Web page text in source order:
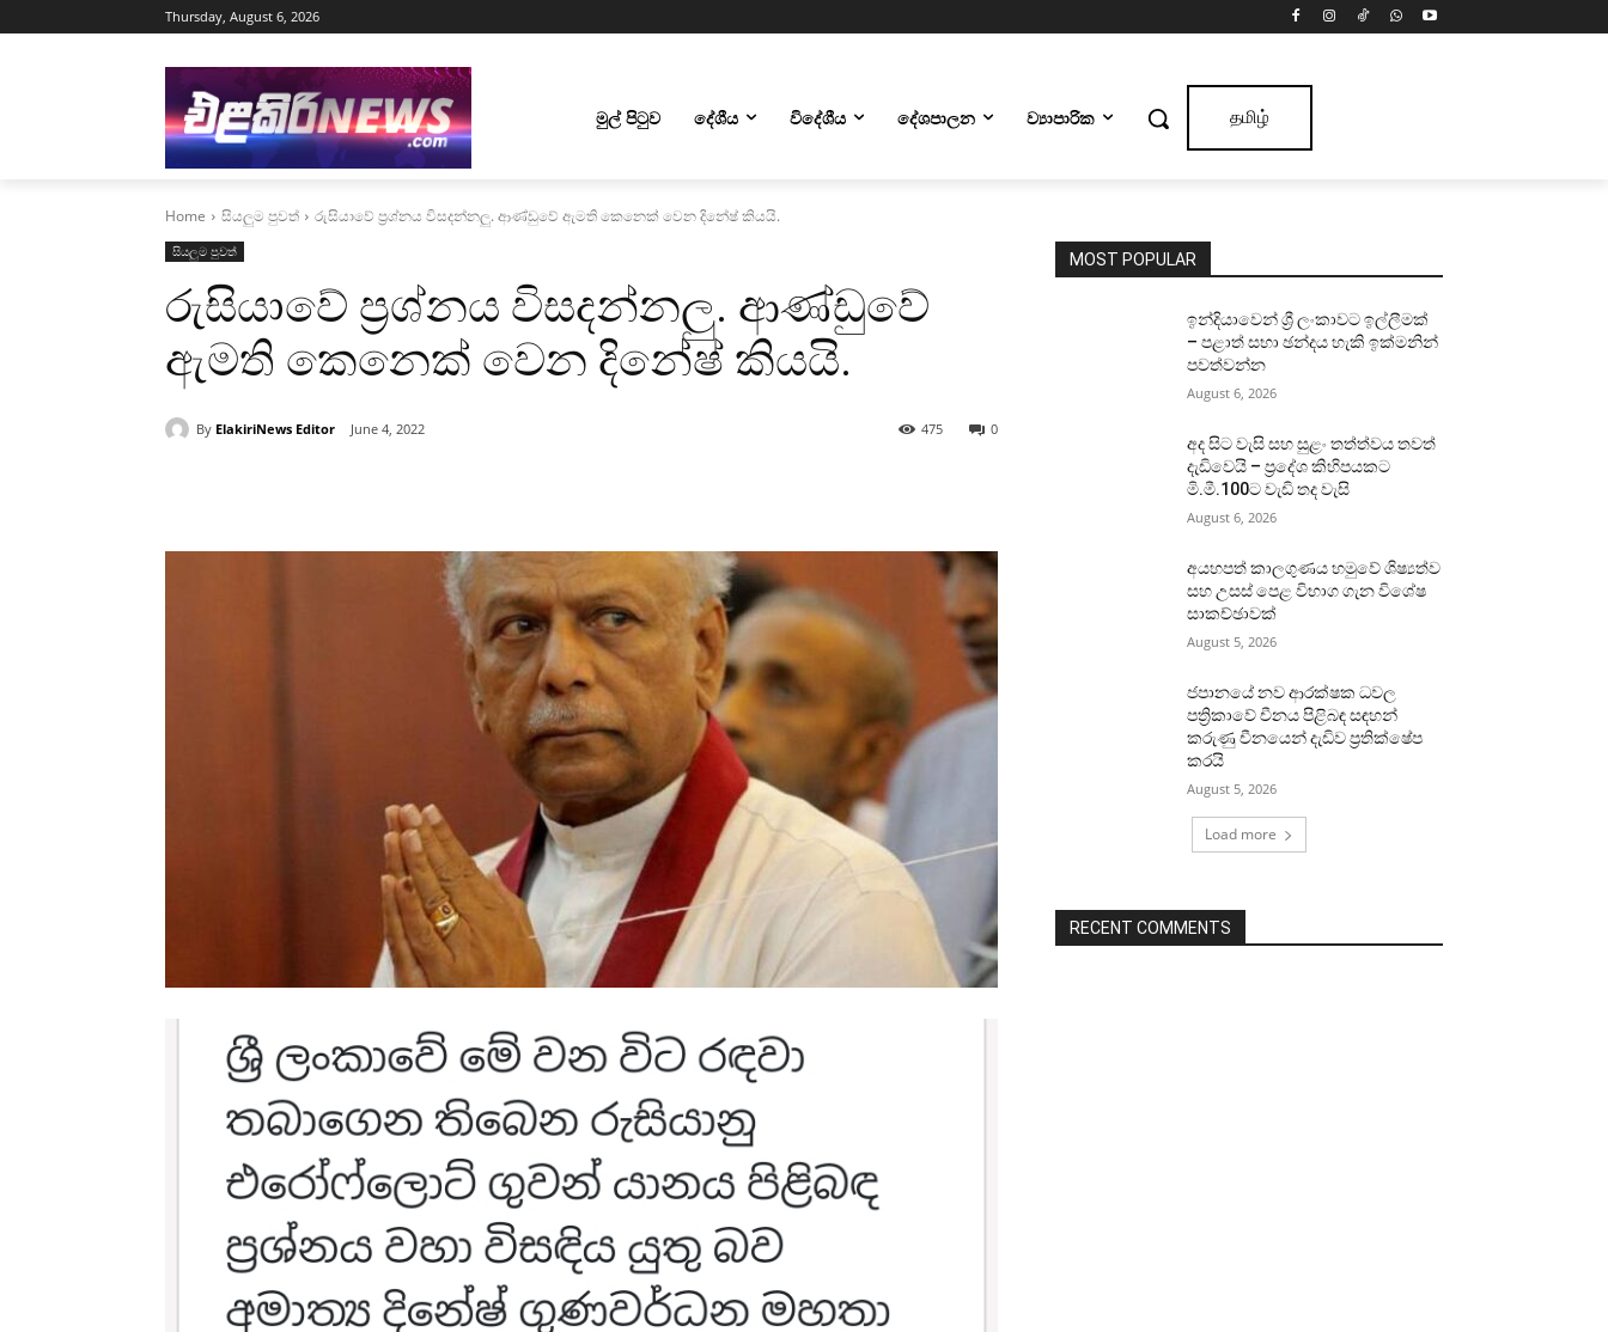
Thursday, August 6, 2026
මුල් පිටුව දේශීය විදේශීය දේශපාලන ව්‍යාපාරික தமிழ்
Home සියලුම පුවත් රුසියාවේ ප්‍රශ්නය විසදන්නලු. ආණ්ඩුවේ ඇමති කෙනෙක් වෙන දිනේෂ් කියයි.
සියලුම පුවත්
රුසියාවේ ප්‍රශ්නය විසදන්නලු. ආණ්ඩුවේ
ඇමති කෙනෙක් වෙන දිනේෂ් කියයි.
By ElakiriNews Editor June 4, 2022 0
475
MOST POPULAR
ඉන්දියාවෙන් ශ්‍රී ලංකාවට ඉල්ලීමක්
– පළාත් සභා ඡන්දය හැකි ඉක්මනින්
පවත්වන්න
August 6, 2026
අද සිට වැසි සහ සුළං තත්ත්වය තවත්
දැඩිවෙයි – ප්‍රදේශ කිහිපයකට
මි.මී.100ට වැඩි තද වැසි
August 6, 2026
අයහපත් කාලගුණය හමුවේ ශිෂ්‍යත්ව
සහ උසස් පෙළ විභාග ගැන විශේෂ
සාකච්ඡාවක්
August 5, 2026
ජපානයේ නව ආරක්ෂක ධවල
පත්‍රිකාවේ චීනය පිළිබඳ සඳහන්
කරුණු චීනයෙන් දැඩිව ප්‍රතික්ෂේප
කරයි
August 5, 2026
Load more
RECENT COMMENTS